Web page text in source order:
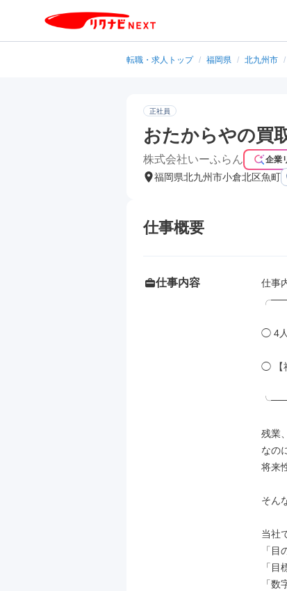
転職・求人トップ / 福岡県 / 北九州市 /
正社員
おたからやの買
株式会社いーふらん 企業
福岡県北九州市小倉北区魚町
仕事概要
仕事内容
仕事
◯ 4人
◯ 【
残業
なの
将来
そん
当社
「
「
「